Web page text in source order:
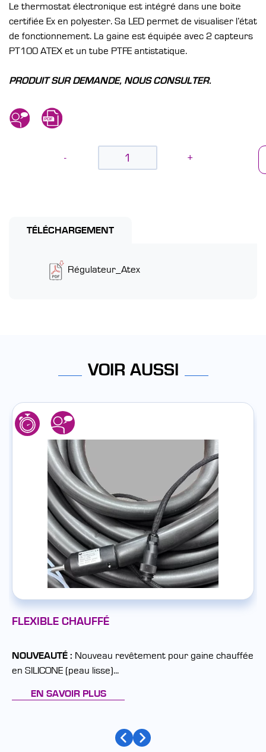
Le thermostat électronique est intégré dans une boite
certifiée Ex en polyester. Sa LED permet de visualiser l’état
de fonctionnement. La gaine est équipée avec 2 capteurs
PT100 ATEX et un tube PTFE antistatique.
PRODUIT SUR DEMANDE, NOUS CONSULTER.
- +
TÉLÉCHARGEMENT
Régulateur_Atex
VOIR AUSSI
FLEXIBLE CHAUFFÉ
NOUVEAUTÉ : Nouveau revêtement pour gaine chauffée
en SILICONE (peau lisse)...
EN SAVOIR PLUS